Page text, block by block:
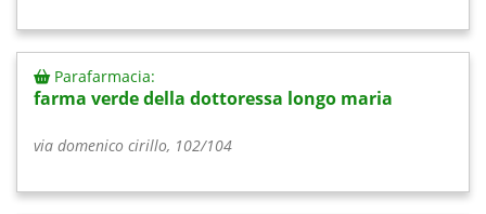
Parafarmacia:
farma verde della dottoressa longo maria
via domenico cirillo, 102/104